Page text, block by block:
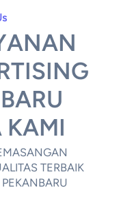
KAMI
TERBAIK